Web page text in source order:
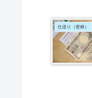
仕送り（密林）